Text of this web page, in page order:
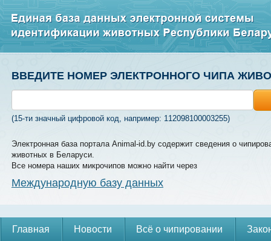
ВВЕДИТЕ НОМЕР ЭЛЕКТРОННОГО ЧИПА
(15-ти значный цифровой код, например: 112098100003255)
Электронная база портала Animal-id.by содержит сведения о
животных в Беларуси.
Все номера наших микрочипов можно найти через
Международную базу данных
Главная Новости Всё о чипировании